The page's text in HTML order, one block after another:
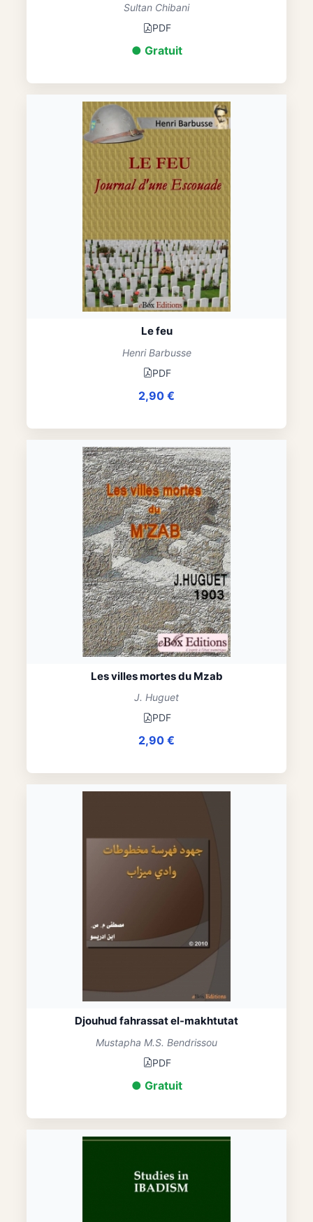
Sultan Chibani
PDF
● Gratuit
Le feu
Henri Barbusse
PDF
2,90 €
Les villes mortes du Mzab
J. Huguet
PDF
2,90 €
Djouhud fahrassat el-makhtutat
Mustapha M.S. Bendrissou
PDF
● Gratuit